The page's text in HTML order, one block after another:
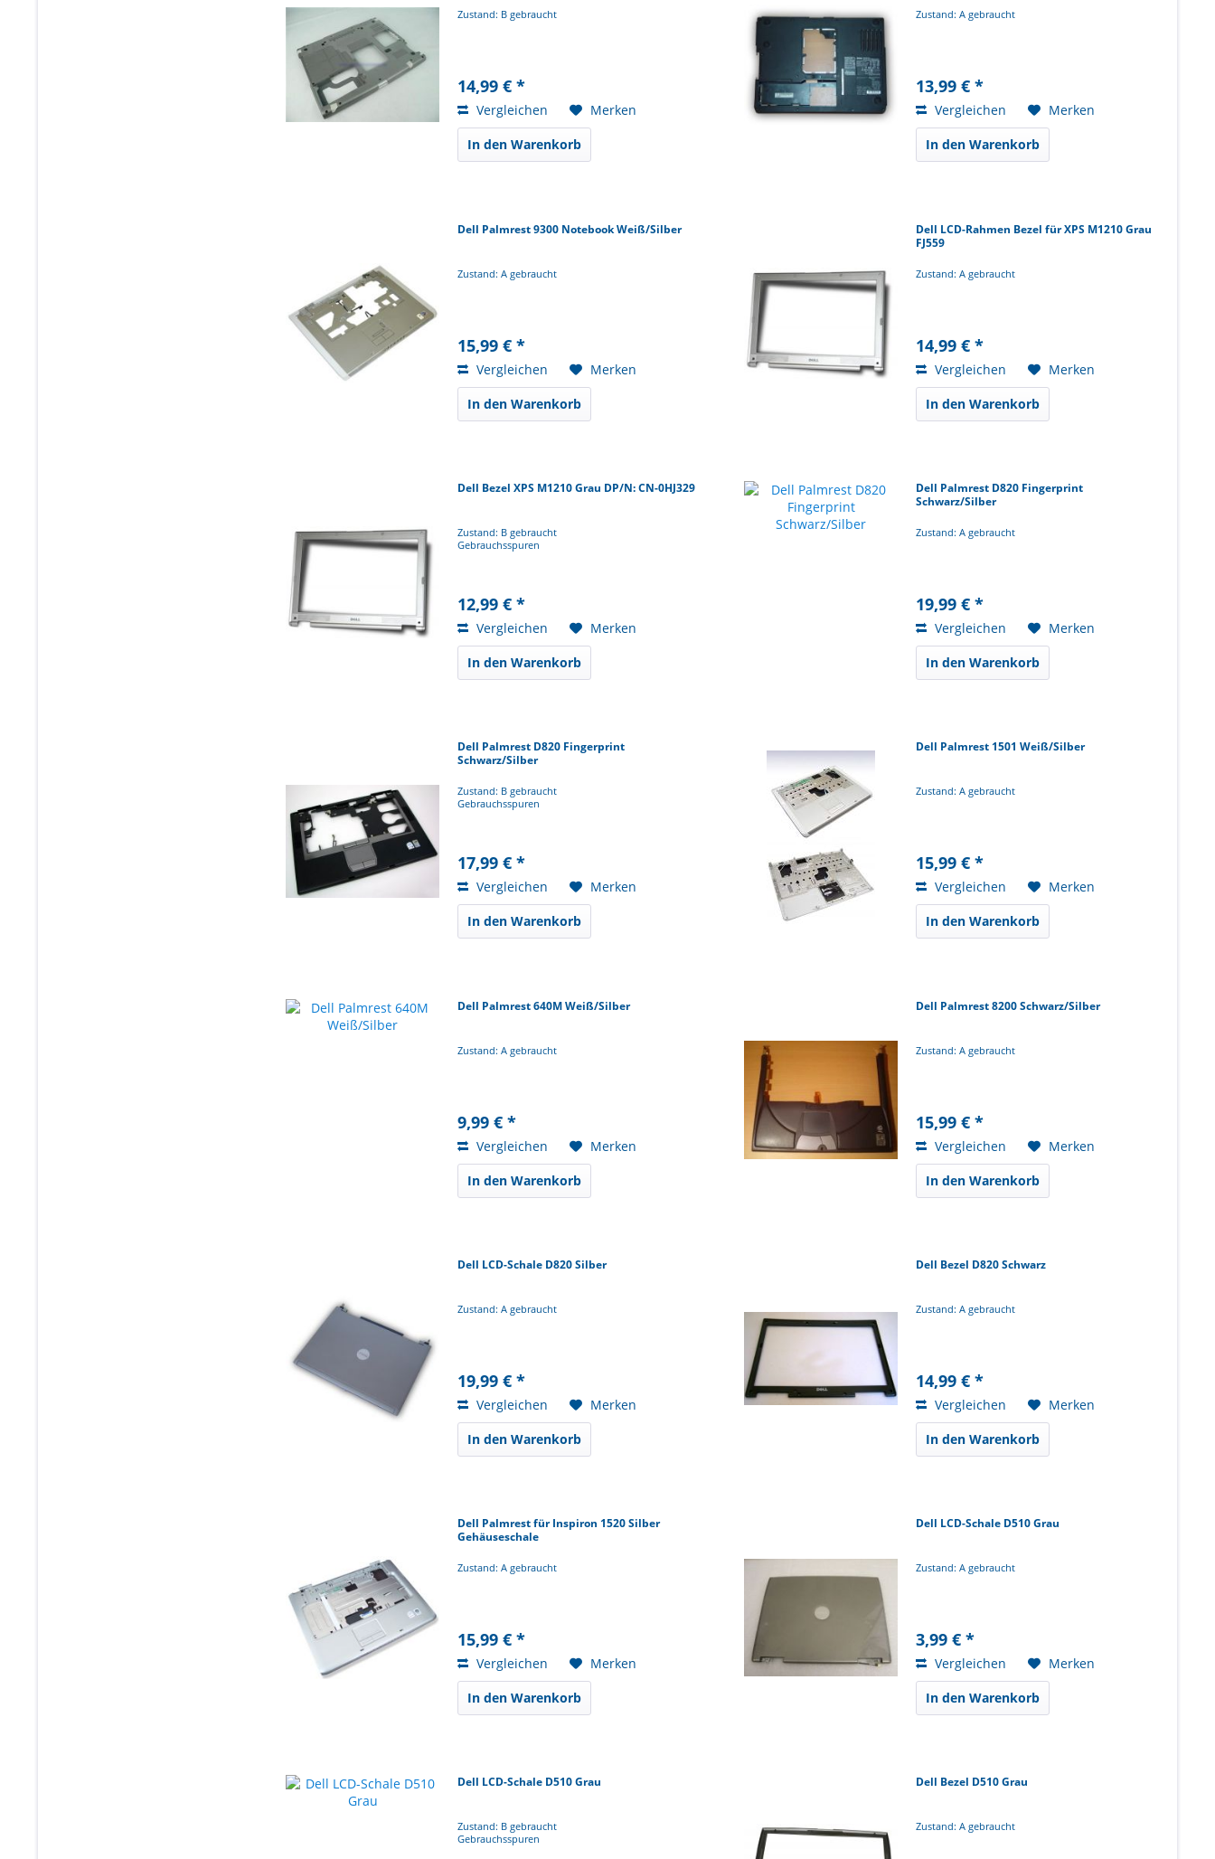
Zustand: B gebraucht
14,99 € *
Vergleichen
Merken
In den Warenkorb
Zustand: A gebraucht
13,99 € *
Vergleichen
Merken
In den Warenkorb
Dell Palmrest 9300 Notebook Weiß/Silber
Zustand: A gebraucht
15,99 € *
Vergleichen
Merken
In den Warenkorb
Dell LCD-Rahmen Bezel für XPS M1210 Grau
FJ559
Zustand: A gebraucht
14,99 € *
Vergleichen
Merken
In den Warenkorb
Dell Bezel XPS M1210 Grau DP/N: CN-0HJ329
Zustand: B gebraucht
Gebrauchsspuren
12,99 € *
Vergleichen
Merken
In den Warenkorb
Dell Palmrest D820 Fingerprint
Schwarz/Silber
Zustand: A gebraucht
19,99 € *
Vergleichen
Merken
In den Warenkorb
Dell Palmrest D820 Fingerprint
Schwarz/Silber
Zustand: B gebraucht
Gebrauchsspuren
17,99 € *
Vergleichen
Merken
In den Warenkorb
Dell Palmrest 1501 Weiß/Silber
Zustand: A gebraucht
15,99 € *
Vergleichen
Merken
In den Warenkorb
Dell Palmrest 640M Weiß/Silber
Zustand: A gebraucht
9,99 € *
Vergleichen
Merken
In den Warenkorb
Dell Palmrest 8200 Schwarz/Silber
Zustand: A gebraucht
15,99 € *
Vergleichen
Merken
In den Warenkorb
Dell LCD-Schale D820 Silber
Zustand: A gebraucht
19,99 € *
Vergleichen
Merken
In den Warenkorb
Dell Bezel D820 Schwarz
Zustand: A gebraucht
14,99 € *
Vergleichen
Merken
In den Warenkorb
Dell Palmrest für Inspiron 1520 Silber
Gehäuseschale
Zustand: A gebraucht
15,99 € *
Vergleichen
Merken
In den Warenkorb
Dell LCD-Schale D510 Grau
Zustand: A gebraucht
3,99 € *
Vergleichen
Merken
In den Warenkorb
Dell LCD-Schale D510 Grau
Zustand: B gebraucht
Gebrauchsspuren
Dell Bezel D510 Grau
Zustand: A gebraucht